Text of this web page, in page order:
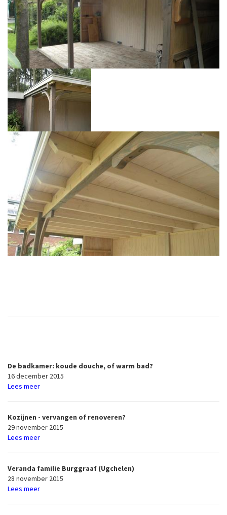
De badkamer: koude douche, of warm bad?
16 december 2015
Lees meer
Kozijnen - vervangen of renoveren?
29 november 2015
Lees meer
Veranda familie Burggraaf (Ugchelen)
28 november 2015
Lees meer